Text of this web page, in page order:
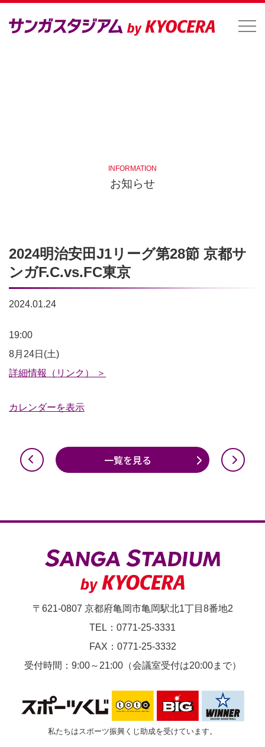
INFORMATION
お知らせ
2024明治安田J1リーグ第28節 京都サ
ンガF.C.vs.FC東京
2024.01.24
2024
明
治
田
28
19:00
8月24日(土)
詳細情報（リンク） ＞
カレンダーを表示
一覧を見る
〒621-0807 京都府亀岡市亀岡駅北1丁目8番地2
TEL：0771-25-3331
FAX：0771-25-3332
受付時間：9:00～21:00（会議室受付は20:00まで）
私たちはスポーツ振興くじ助成を受けています。